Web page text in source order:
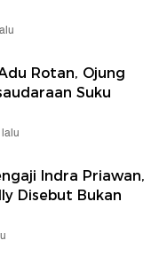
Rotan, Ojung
Suku
Indra Priawan,
Disebut Bukan